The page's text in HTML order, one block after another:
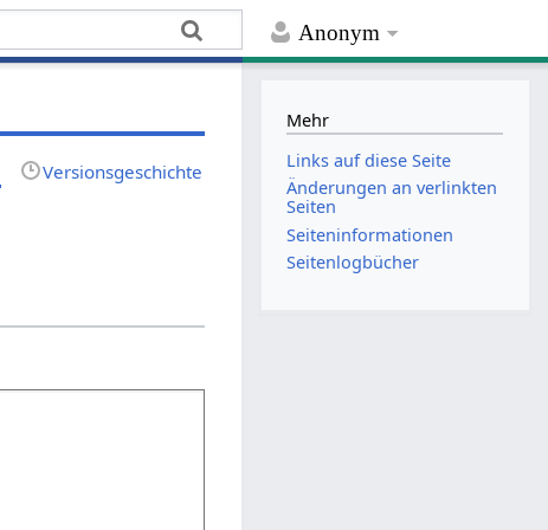
Anonym
Versionsgeschichte
Mehr
Links auf diese Seite
Änderungen an verlinkten
Seiten
Seiten­­informationen
Seitenlogbücher